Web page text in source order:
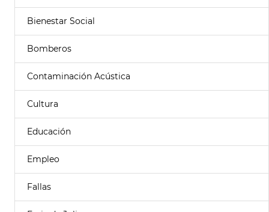
Bienestar Social
Bomberos
Contaminación Acústica
Cultura
Educación
Empleo
Fallas